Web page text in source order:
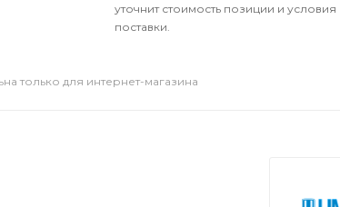
уточнит стоимость позиции и условия
поставки.
только для интернет-магазина